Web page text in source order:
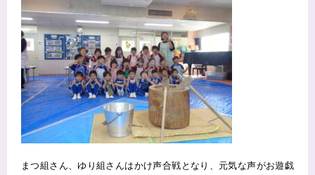
まつ組さん、ゆり組さんはかけ声合戦となり、元気な声がお遊戯